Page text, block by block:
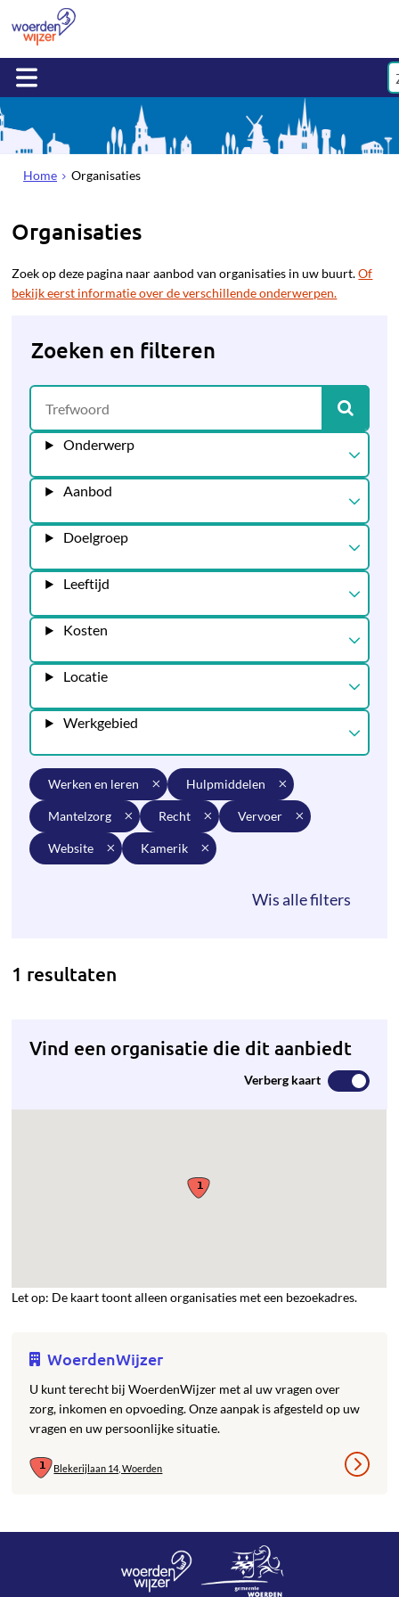
Home Organisaties
Organisaties
Zoek op deze pagina naar aanbod van organisaties in uw buurt.Of
bekijk eerst informatie over de verschillende onderwerpen.
Zoeken en filteren
Onderwerp
Aanbod
Doelgroep
Leeftijd
Kosten
Locatie
Werkgebied
werken en leren hulpmiddelen
mantelzorg recht vervoer
website kamerik
1 resultaten
Vind een organisatie die dit aanbiedt
Verberg kaart
Let op: De kaart toont alleen organisaties met een bezoekadres.
WoerdenWijzer
U kunt terecht bij WoerdenWijzer met al uw vragen over
zorg, inkomen en opvoeding. Onze aanpak is afgesteld op uw
vragen en uw persoonlijke situatie.
Blekerijlaan 14, Woerden